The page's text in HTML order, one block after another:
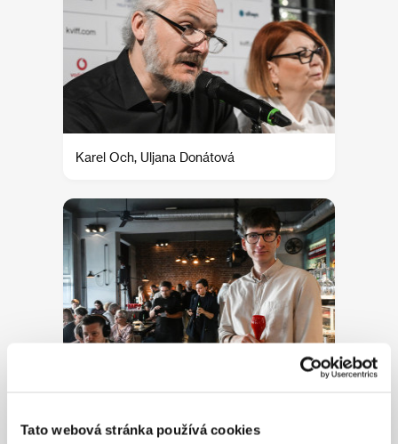
Tato webová stránka používá cookies
Karel Och, Uljana Donátová